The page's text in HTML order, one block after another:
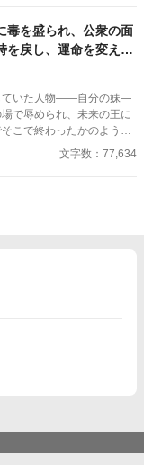
毒を盛られ、公衆の面
を戻し、運命を変えに
ていた人物――自分の妹―
で辱められ、未来の王に
こで終わったかのように
不可能なことが起きた―
し、あらゆる涙、嘘、そ
文字数：77,634